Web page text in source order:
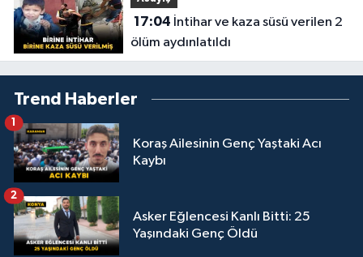
17:04
ölüm aydınlatıldı
Trend Haberler
Koraş Ailesinin Genç Yaştaki Acı
Kaybı
1
Asker Eğlencesi Kanlı Bitti: 25
Yaşındaki Genç Öldü
2